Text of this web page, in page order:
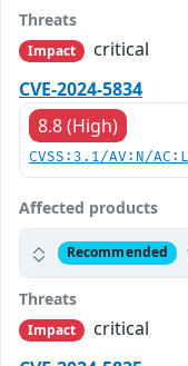
Threats
Impact
critical
CVE-2024-5834
8.8 (High)
CVSS:3.1/AV:N/
Affected products
Recommended
Threats
Impact
critical